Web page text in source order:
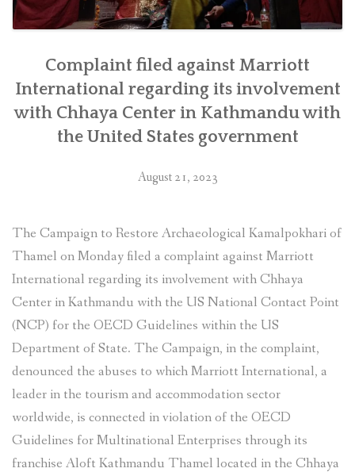
Complaint filed against Marriott
International regarding its involvement
with Chhaya Center in Kathmandu with
the United States government
August 21, 2023
The Campaign to Restore Archaeological Kamalpokhari of
Thamel on Monday filed a complaint against Marriott
International regarding its involvement with Chhaya
Center in Kathmandu with the US National Contact Point
(NCP) for the OECD Guidelines within the US
Department of State. The Campaign, in the complaint,
denounced the abuses to which Marriott International, a
leader in the tourism and accommodation sector
worldwide, is connected in violation of the OECD
Guidelines for Multinational Enterprises through its
franchise Aloft Kathmandu Thamel located in the Chhaya